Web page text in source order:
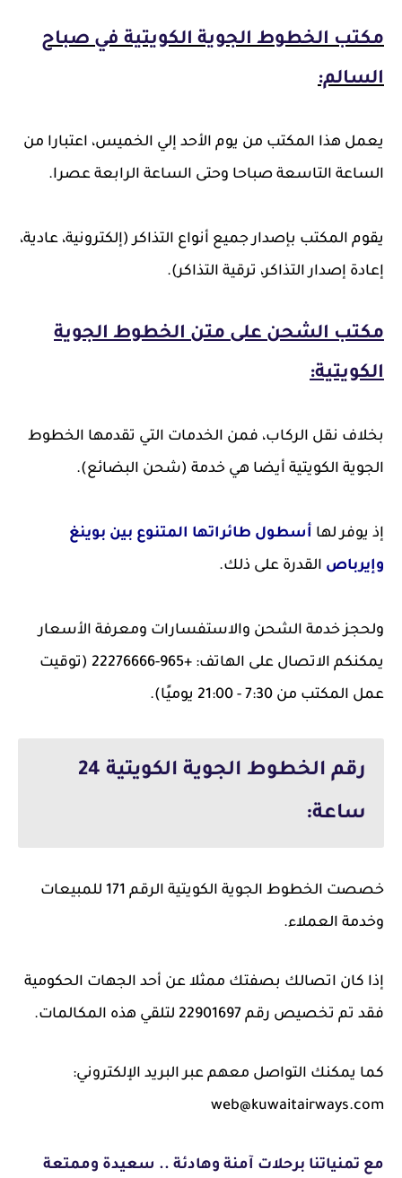
مكتب الخطوط الجوية الكويتية في صباح
السالم:
يعمل هذا المكتب من يوم الأحد إلي الخميس، اعتبارا من
الساعة التاسعة صباحا وحتى الساعة الرابعة عصرا.
يقوم المكتب بإصدار جميع أنواع التذاكر (إلكترونية، عادية،
إعادة إصدار التذاكر، ترقية التذاكر).
مكتب الشحن على متن الخطوط الجوية
الكويتية:
بخلاف نقل الركاب، فمن الخدمات التي تقدمها الخطوط
الجوية الكويتية أيضا هي خدمة (شحن البضائع).
إذ يوفر لها أسطول طائراتها المتنوع بين بوينغ
وإيرباص القدرة على ذلك.
ولحجز خدمة الشحن والاستفسارات ومعرفة الأسعار
يمكنكم الاتصال على الهاتف: +965-22276666 (توقيت
عمل المكتب من 7:30 - 21:00 يوميًا).
رقم الخطوط الجوية الكويتية 24
ساعة:
خصصت الخطوط الجوية الكويتية الرقم 171 للمبيعات
وخدمة العملاء.
إذا كان اتصالك بصفتك ممثلا عن أحد الجهات الحكومية
فقد تم تخصيص رقم 22901697 لتلقي هذه المكالمات.
كما يمكنك التواصل معهم عبر البريد الإلكتروني:
web@kuwaitairways.com
مع تمنياتنا برحلات آمنة وهادئة .. سعيدة وممتعة